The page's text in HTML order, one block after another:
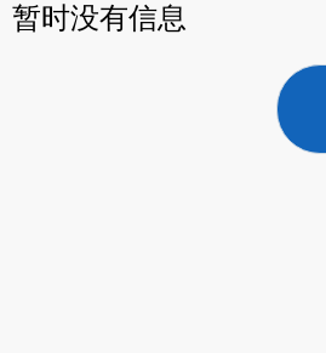
暂时没有信息